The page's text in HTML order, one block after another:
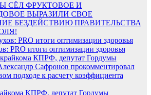
СЁЛ ФРУКТОВОЕ И
ВЫРАЗИЛИ СВОЕ
БЕЗДЕЙСТВИЮ ПРАВИТЕЛЬСТВА
PRO итоги оптимизации здоровья
КПРФ, депутат Гордумы